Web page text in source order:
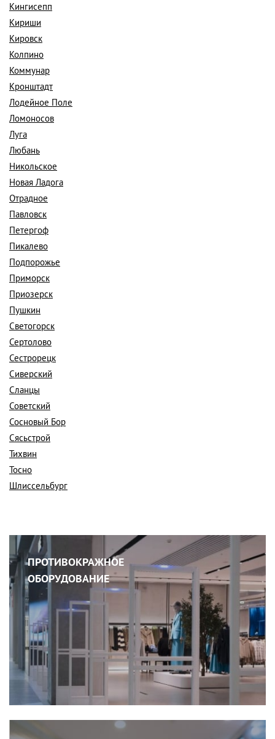
Кингисепп
Кириши
Кировск
Колпино
Коммунар
Кронштадт
Лодейное Поле
Ломоносов
Луга
Любань
Никольское
Новая Ладога
Отрадное
Павловск
Петергоф
Пикалево
Подпорожье
Приморск
Приозерск
Пушкин
Светогорск
Сертолово
Сестрорецк
Сиверский
Сланцы
Советский
Сосновый Бор
Сясьстрой
Тихвин
Тосно
Шлиссельбург
ПРОТИВОКРАЖНОЕ
ОБОРУДОВАНИЕ